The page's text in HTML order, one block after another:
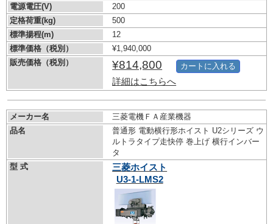
電源電圧(V)
200
定格荷重(kg)
500
標準揚程(m)
12
標準価格（税別）
¥1,940,000
販売価格（税別）
¥814,800
詳細はこちらへ
カートに入れる
メーカー名
三菱電機ＦＡ産業機器
品名
普通形 電動横行形ホイスト U2シリーズ ウ
ルトラタイプ走快停 巻上げ 横行インバー
タ
型 式
三菱ホイスト
U3-1-LMS2